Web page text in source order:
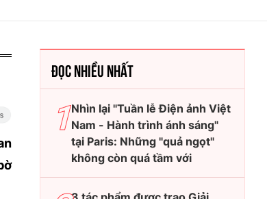
ĐỌC NHIỀU NHẤT
Nhìn lại "Tuần lễ Điện ảnh Việt
Nam - Hành trình ánh sáng"
tại Paris: Những "quả ngọt"
không còn quá tầm với